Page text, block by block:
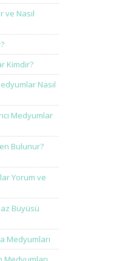
ve Nasıl
Kimdir?
Nasıl
Medyumlar
Bulunur?
Yorum ve
Büyüsü
Medyumları